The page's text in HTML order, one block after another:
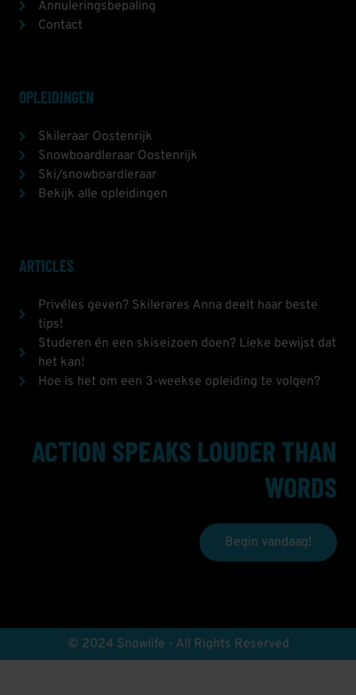
Annuleringsbepaling
Contact
OPLEIDINGEN
Skileraar Oostenrijk
Snowboardleraar Oostenrijk
Ski/snowboardleraar
Bekijk alle opleidingen
ARTICLES
Privéles geven? Skilerares Anna deelt haar beste
tips!
Studeren én een skiseizoen doen? Lieke bewijst dat
het kan!
Hoe is het om een 3-weekse opleiding te volgen?
ACTION SPEAKS LOUDER THAN
WORDS
Begin vandaag!
© 2024 Snowlife - All Rights Reserved